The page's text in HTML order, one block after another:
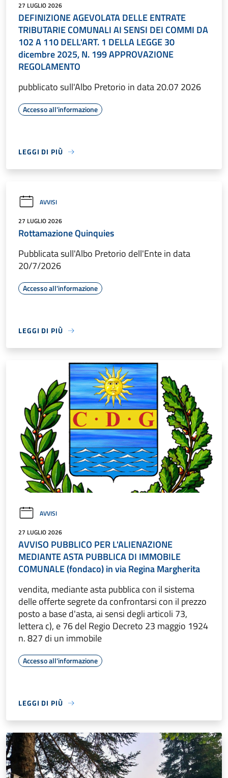
27 LUGLIO 2026
DEFINIZIONE AGEVOLATA DELLE ENTRATE
TRIBUTARIE COMUNALI AI SENSI DEI COMMI DA
102 A 110 DELL'ART. 1 DELLA LEGGE 30
dicembre 2025, N. 199 APPROVAZIONE
REGOLAMENTO
pubblicato sull'Albo Pretorio in data 20.07 2026
Accesso all'informazione
LEGGI DI PIÙ
AVVISI
27 LUGLIO 2026
Rottamazione Quinquies
Pubblicata sull'Albo Pretorio dell'Ente in data
20/7/2026
Accesso all'informazione
LEGGI DI PIÙ
AVVISI
27 LUGLIO 2026
AVVISO PUBBLICO PER L'ALIENAZIONE
MEDIANTE ASTA PUBBLICA DI IMMOBILE
COMUNALE (fondaco) in via Regina Margherita
vendita, mediante asta pubblica con il sistema
delle offerte segrete da confrontarsi con il prezzo
posto a base d'asta, ai sensi degli articoli 73,
lettera c), e 76 del Regio Decreto 23 maggio 1924
n. 827 di un immobile
Accesso all'informazione
LEGGI DI PIÙ